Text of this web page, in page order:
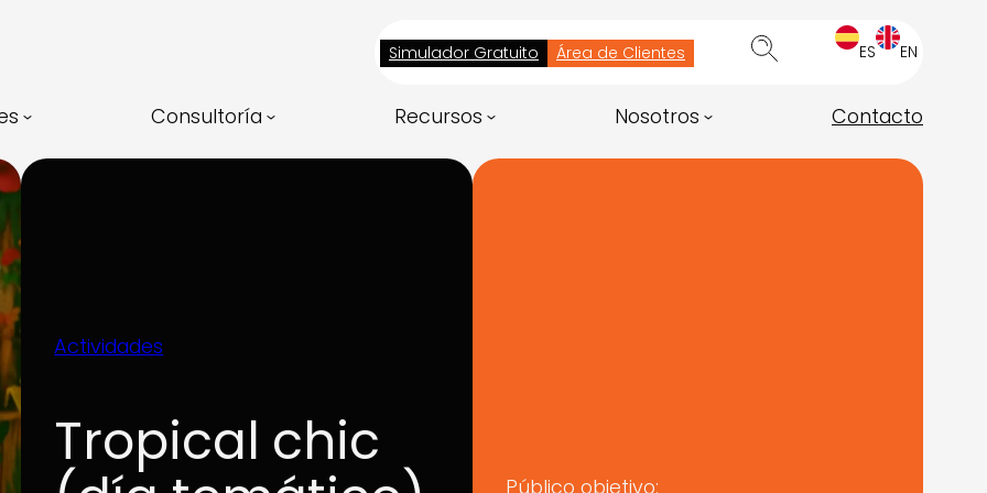
Simulador Gratuito Área de Clientes ES EN
Consultoría Recursos Nosotros Contacto
Actividades
Tropical chic
Público objetivo: